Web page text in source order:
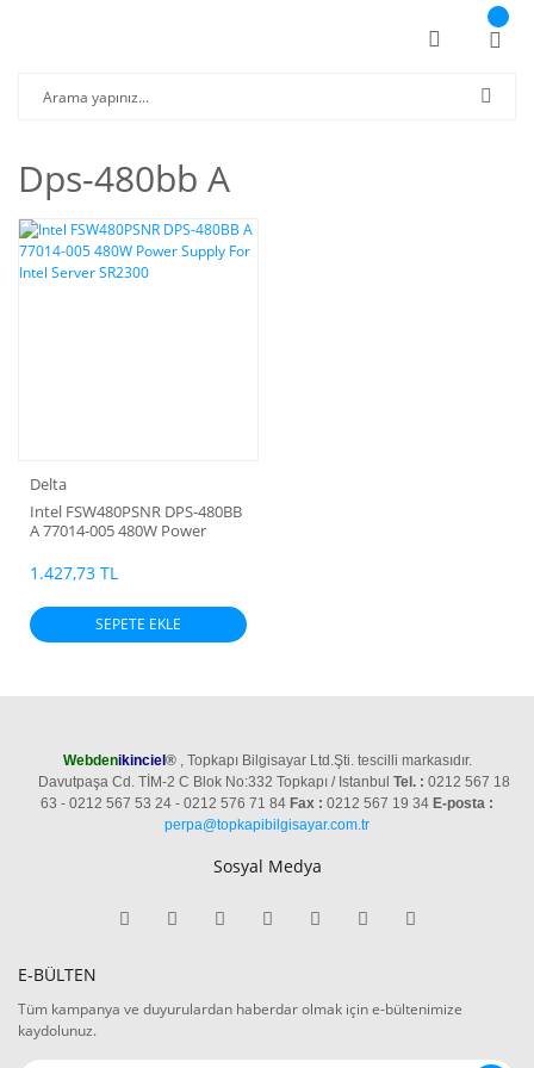
Dps-480bb A
Delta
Intel FSW480PSNR DPS-480BB
A 77014-005 480W Power
1.427,73 TL
SEPETE EKLE
Webdenikinciel®, Topkapı Bilgisayar Ltd.Şti. tescilli markasıdır.
Davutpaşa Cd. TİM-2 C Blok No:332 Topkapı / Istanbul Tel. : 0212 567 18
63 - 0212 567 53 24 - 0212 576 71 84 Fax : 0212 567 19 34 E-posta :
perpa@topkapibilgisayar.com.tr
Sosyal Medya
E-BÜLTEN
Tüm kampanya ve duyurulardan haberdar olmak için e-bültenimize
kaydolunuz.